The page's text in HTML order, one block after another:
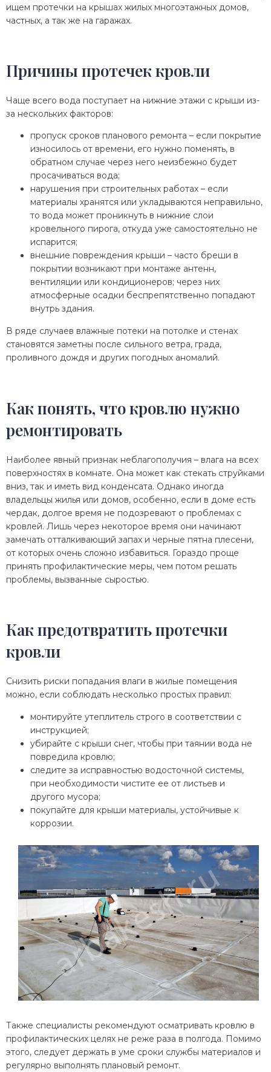
ищем протечки на крышах жилых многоэтажных домов,
частных, а так же на гаражах.
Причины протечек кровли
Чаще всего вода поступает на нижние этажи с крыши из-
за нескольких факторов:
пропуск сроков планового ремонта – если покрытие
износилось от времени, его нужно поменять, в
обратном случае через него неизбежно будет
просачиваться вода;
нарушения при строительных работах – если
материалы хранятся или укладываются неправильно,
то вода может проникнуть в нижние слои
кровельного пирога, откуда уже самостоятельно не
испарится;
внешние повреждения крыши – часто бреши в
покрытии возникают при монтаже антенн,
вентиляции или кондиционеров; через них
атмосферные осадки беспрепятственно попадают
внутрь здания.
В ряде случаев влажные потеки на потолке и стенах
становятся заметны после сильного ветра, града,
проливного дождя и других погодных аномалий.
Как понять, что кровлю нужно
ремонтировать
Наиболее явный признак неблагополучия – влага на всех
поверхностях в комнате. Она может как стекать струйками
вниз, так и иметь вид конденсата. Однако иногда
владельцы жилья или домов, особенно, если в доме есть
чердак, долгое время не подозревают о проблемах с
кровлей. Лишь через некоторое время они начинают
замечать отталкивающий запах и черные пятна плесени,
от которых очень сложно избавиться. Гораздо проще
принять профилактические меры, чем потом решать
проблемы, вызванные сыростью.
Как предотвратить протечки
кровли
Снизить риски попадания влаги в жилые помещения
можно, если соблюдать несколько простых правил:
монтируйте утеплитель строго в соответствии с
инструкцией;
убирайте с крыши снег, чтобы при таянии вода не
повредила кровлю;
следите за исправностью водосточной системы,
при необходимости чистите ее от листьев и
другого мусора;
покупайте для крыши материалы, устойчивые к
коррозии.
Также специалисты рекомендуют осматривать кровлю в
профилактических целях не реже раза в полгода. Помимо
этого, следует держать в уме сроки службы материалов и
регулярно выполнять плановый ремонт.